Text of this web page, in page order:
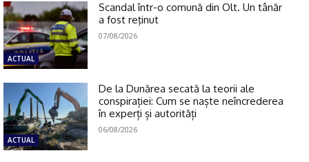
ACTUAL
Scandal într-o comună din Olt. Un tânăr
a fost reţinut
07/08/2026
ACTUAL
De la Dunărea secată la teorii ale
conspirației: Cum se naște neîncrederea
în experți și autorități
06/08/2026